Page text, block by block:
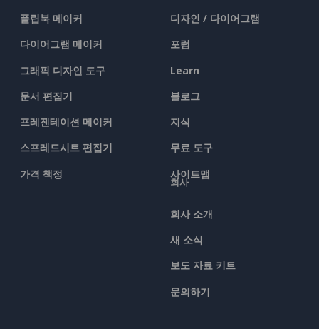
플립북 메이커
다이어그램 메이커
그래픽 디자인 도구
문서 편집기
프레젠테이션 메이커
스프레드시트 편집기
가격 책정
디자인 / 다이어그램
포럼
Learn
블로그
지식
무료 도구
사이트맵
회사
회사 소개
새 소식
보도 자료 키트
문의하기